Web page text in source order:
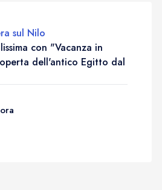
sul Nilo
con "Vacanza in
dell'antico Egitto dal